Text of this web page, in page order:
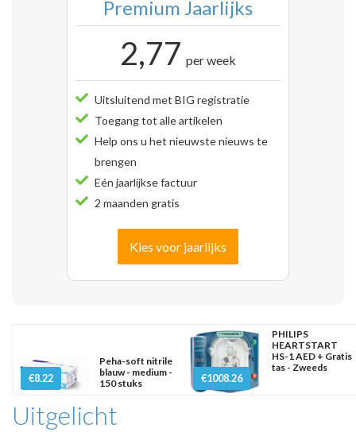
Premium Jaarlijks
2,77 per week
Uitsluitend met BIG registratie
Toegang tot alle artikelen
Help ons u het nieuwste nieuws te
brengen
Eén jaarlijkse factuur
2 maanden gratis
Kies voor jaarlijks
€8.22
Peha-soft nitrile
blauw - medium -
150 stuks
€1008.26
PHILIPS
HEARTSTART
HS-1 AED + Gratis
tas - Zweeds
Uitgelicht